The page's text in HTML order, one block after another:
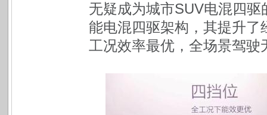
无疑成为城市SUV电混四
能电混四驱架构，其提升了
工况效率最优，全场景驾驶